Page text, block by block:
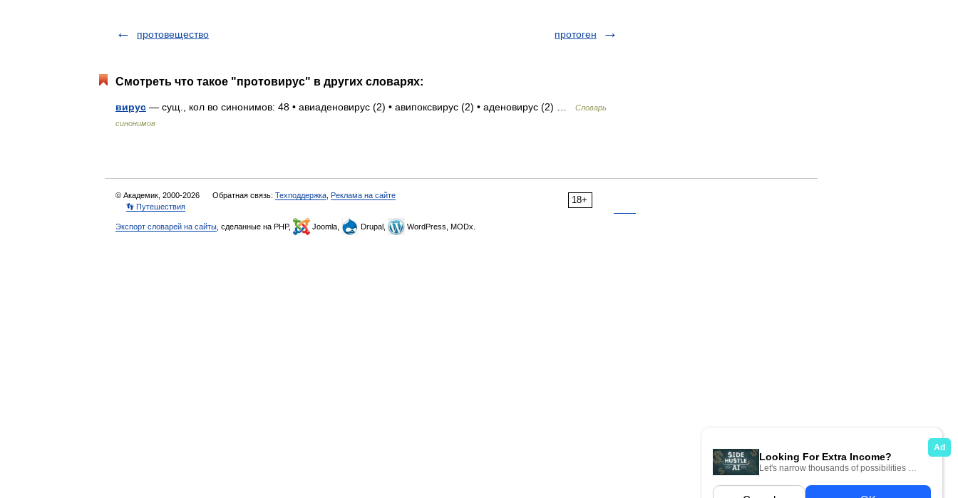
протовещество протоген
Смотреть что такое "протовирус" в других словарях:
вирус — сущ., кол во синонимов: 48 • авиаденовирус (2) • авипоксвирус (2) • аденовирус (2) …
Словарь
синонимов
18+
© Академик, 2000-2026 Обратная связь: Техподдержка Реклама на сайте
👣 Путешествия
Экспорт словарей на сайты , сделанные на PHP, Joomla, Drupal, WordPress, MODx.